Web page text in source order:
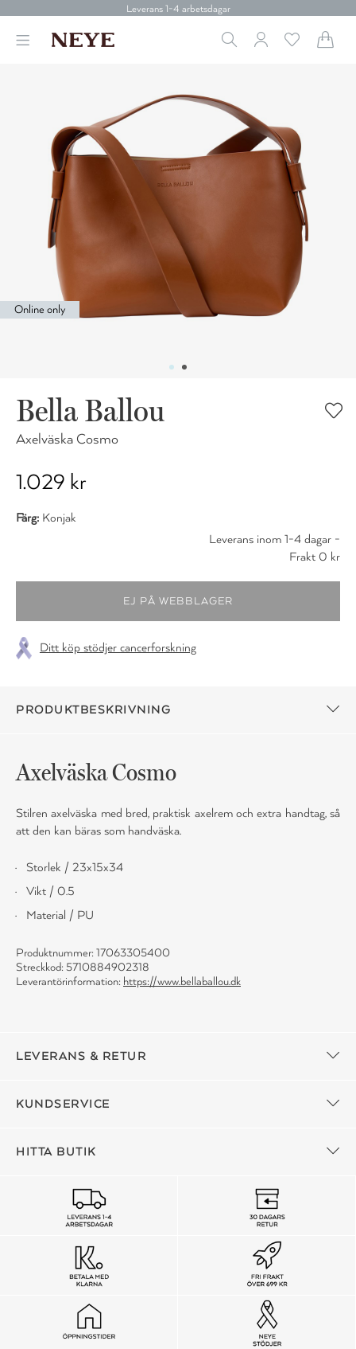
Betala med Klarna
Leverans 1-4 arbetsdagar
Gratis frakt över 699 kr.
Leverans 1-4 arbetsdagar
Gratis frakt över 699 kr.
Vi donerar till cancerforskning
Betala med Klarna
Online only
Bella Ballou
Axelväska Cosmo
1.029 kr
Färg: Konjak
Leverans inom 1-4 dagar -
Frakt 0 kr
Ditt köp stödjer cancerforskning
PRODUKTBESKRIVNING
Axelväska Cosmo
Stilren axelväska med bred, praktisk axelrem och extra handtag, så
att den kan bäras som handväska.
Storlek / 23x15x34
Vikt / 0.5
Material / PU
Produktnummer: 17063305400
Streckkod: 5710884902318
Leverantörinformation: https://www.bellaballou.dk
LEVERANS & RETUR
KUNDSERVICE
HITTA BUTIK